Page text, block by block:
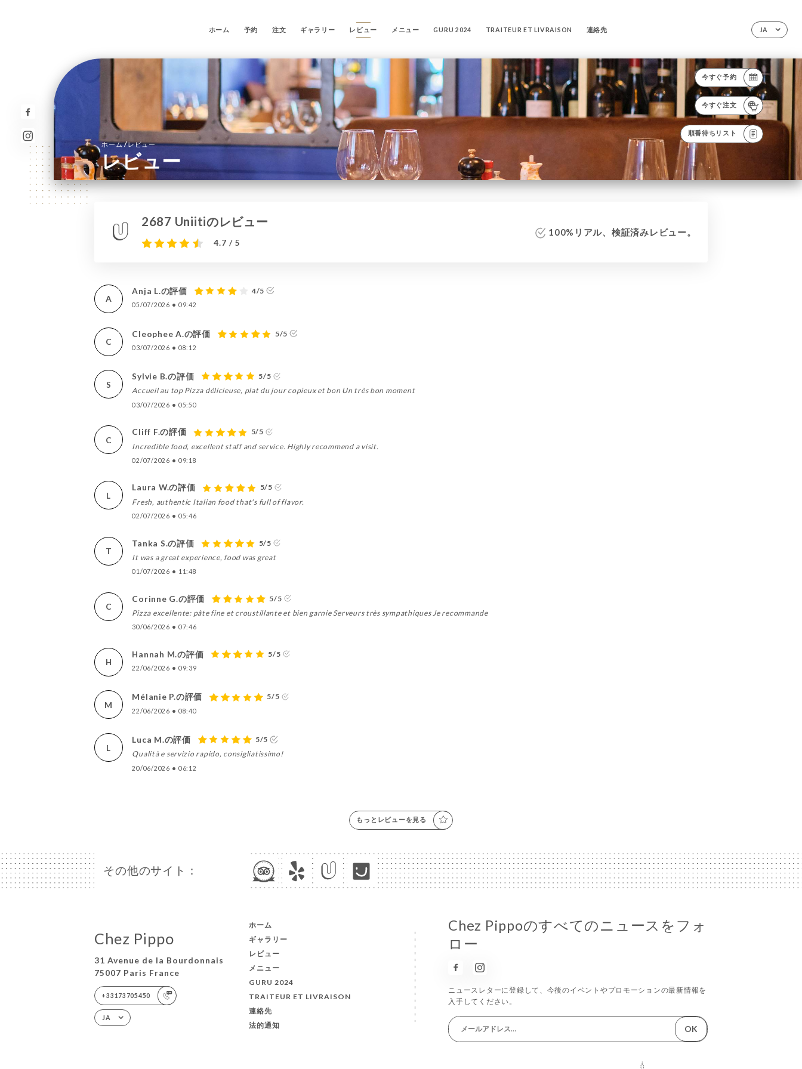
JA
ホーム 予約 注文 ギャラリー レビュー メニュー GURU 2024 TRAITEUR ET LIVRAISON 連絡先
今すぐ予約
今すぐ注文
順番待ちリスト
ホーム/レビュー
レビュー
2687 Uniitiのレビュー
4.7 / 5
100%リアル、検証済みレビュー。
A
Anja L.の評価 4/5
05/07/2026 • 09:42
C
Cleophee A.の評価 5/5
03/07/2026 • 08:12
S
Sylvie B.の評価
5/5
Accueil au top Pizza délicieuse, plat du jour copieux et bon Un très bon moment
03/07/2026 • 05:50
C
Cliff F.の評価
5/5
Incredible food, excellent staff and service. Highly recommend a visit.
02/07/2026 • 09:18
L
Laura W.の評価
5/5
Fresh, authentic Italian food that's full of flavor.
02/07/2026 • 05:46
T
Tanka S.の評価
5/5
It was a great experience, food was great
01/07/2026 • 11:48
C
Corinne G.の評価
5/5
Pizza excellente: pâte fine et croustillante et bien garnie Serveurs très sympathiques Je recommande
30/06/2026 • 07:46
H
Hannah M.の評価 5/5
22/06/2026 • 09:39
M
Mélanie P.の評価 5/5
22/06/2026 • 08:40
L
Luca M.の評価
5/5
Qualità e servizio rapido, consigliatissimo!
20/06/2026 • 06:12
もっとレビューを見る
その他のサイト：
Chez Pippo
31 Avenue de la Bourdonnais
75007 Paris France
+33173705450
JA
ホーム
ギャラリー
レビュー
メニュー
GURU 2024
TRAITEUR ET LIVRAISON
連絡先
法的通知
Chez Pippoのすべてのニュースをフォ
ロー
ニュースレターに登録して、今後のイベントやプロモーションの最新情報を
入手してください。
OK